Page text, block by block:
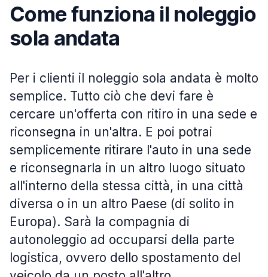
Come funziona il noleggio
sola andata
Per i clienti il noleggio sola andata è molto
semplice. Tutto ciò che devi fare è
cercare un'offerta con ritiro in una sede e
riconsegna in un'altra. E poi potrai
semplicemente ritirare l'auto in una sede
e riconsegnarla in un altro luogo situato
all'interno della stessa città, in una città
diversa o in un altro Paese (di solito in
Europa). Sarà la compagnia di
autonoleggio ad occuparsi della parte
logistica, ovvero dello spostamento del